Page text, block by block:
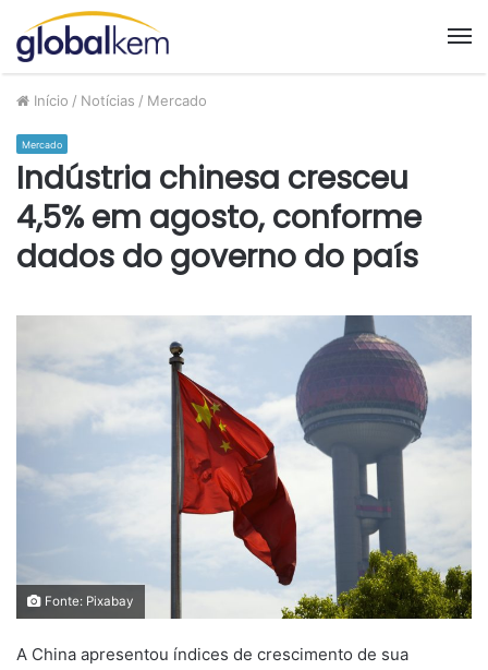
Início / Notícias / Mercado
Mercado
Indústria chinesa cresceu
4,5% em agosto, conforme
dados do governo do país
Fonte: Pixabay
A China apresentou índices de crescimento de sua